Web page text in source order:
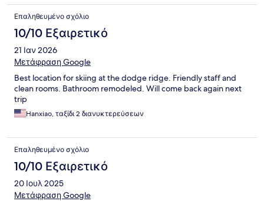
Επαληθευμένο σχόλιο
10/10 Εξαιρετικό
21 Ιαν 2026
Μετάφραση Google
Best location for skiing at the dodge ridge. Friendly staff and
clean rooms. Bathroom remodeled. Will come back again next
trip
Hanxiao, ταξίδι 2 διανυκτερεύσεων
Επαληθευμένο σχόλιο
10/10 Εξαιρετικό
20 Ιουλ 2025
Μετάφραση Google